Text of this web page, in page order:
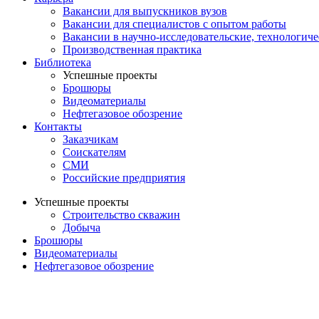
Вакансии для выпускников вузов
Вакансии для специалистов с опытом работы
Вакансии в научно-исследовательские,
Производственная практика
Библиотека
Успешные проекты
Брошюры
Видеоматериалы
Нефтегазовое обозрение
Контакты
Заказчикам
Соискателям
СМИ
Российские предприятия
Успешные проекты
Строительство скважин
Добыча
Брошюры
Видеоматериалы
Нефтегазовое обозрение